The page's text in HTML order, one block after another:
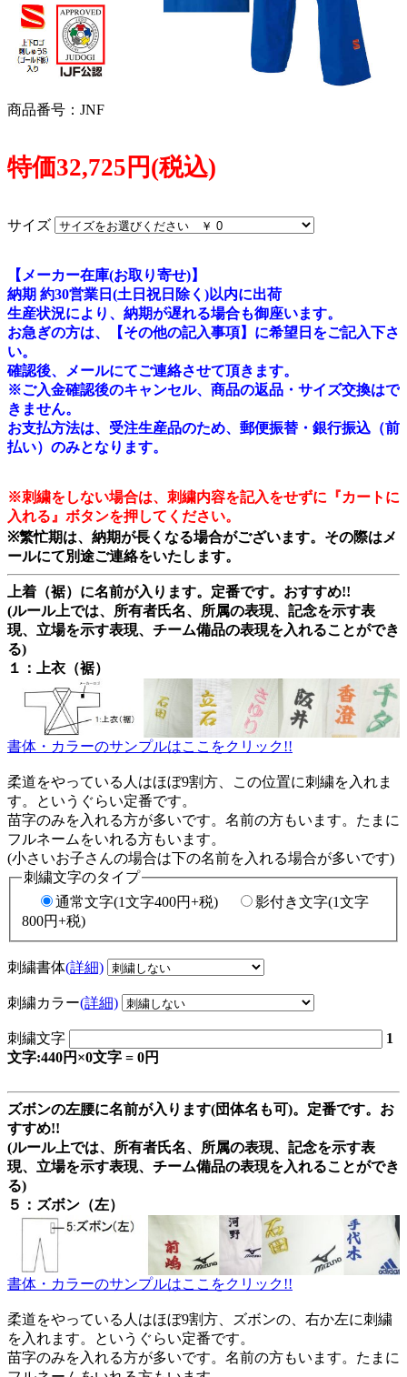
商品番号：JNF
特価32,725円(税込)
サイズ
【メーカー在庫(お取り寄せ)】
納期 約30営業日(土日祝日除く)以内に出荷
生産状況により、納期が遅れる場合も御座います。
お急ぎの方は、【その他の記入事項】に希望日をご記入下さ
い。
確認後、メールにてご連絡させて頂きます。
※ご入金確認後のキャンセル、商品の返品・サイズ交換はで
きません。
お支払方法は、受注生産品のため、郵便振替・銀行振込（前
払い）のみとなります。
※刺繍をしない場合は、刺繍内容を記入をせずに『カートに
入れる』ボタンを押してください。
※繁忙期は、納期が長くなる場合がございます。その際はメ
ールにて別途ご連絡をいたします。
上着（裾）に名前が入ります。定番です。おすすめ!!
(ルール上では、所有者氏名、所属の表現、記念を示す表
現、立場を示す表現、チーム備品の表現を入れることができ
る)
１：上衣（裾）
書体・カラーのサンプルはここをクリック!!
柔道をやっている人はほぼ9割方、この位置に刺繍を入れま
す。というぐらい定番です。
苗字のみを入れる方が多いです。名前の方もいます。たまに
フルネームをいれる方もいます。
(小さいお子さんの場合は下の名前を入れる場合が多いです)
刺繍文字のタイプ
通常文字(1文字400円+税)
影付き文字(1文字
800円+税)
刺繍書体(詳細)
刺繍カラー(詳細)
刺繍文字
1
文字:440円×0文字 = 0円
ズボンの左腰に名前が入ります(団体名も可)。定番です。お
すすめ!!
(ルール上では、所有者氏名、所属の表現、記念を示す表
現、立場を示す表現、チーム備品の表現を入れることができ
る)
５：ズボン（左）
書体・カラーのサンプルはここをクリック!!
柔道をやっている人はほぼ9割方、ズボンの、右か左に刺繍
を入れます。というぐらい定番です。
苗字のみを入れる方が多いです。名前の方もいます。たまに